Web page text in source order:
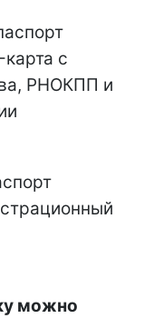
с
РНОКПП и
можно